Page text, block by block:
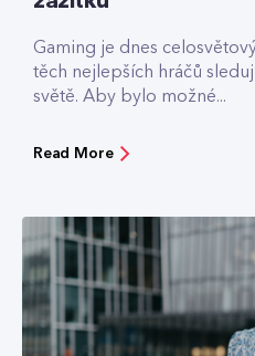
Gaming je dnes
těch nejlepších hráčů
světě. Aby bylo možné...
Read More